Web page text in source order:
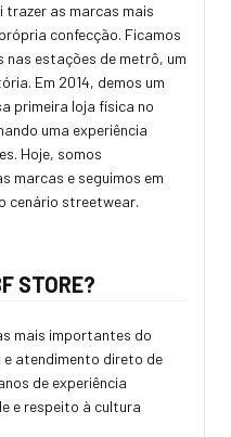
trazer as marcas mais
confecção. Ficamos
nas estações de metrô, um
Em 2014, demos um
primeira loja física no
uma experiência
Hoje, somos
marcas e seguimos em
cenário streetwear.
STORE?
mais importantes do
atendimento direto de
de experiência
e respeito à cultura